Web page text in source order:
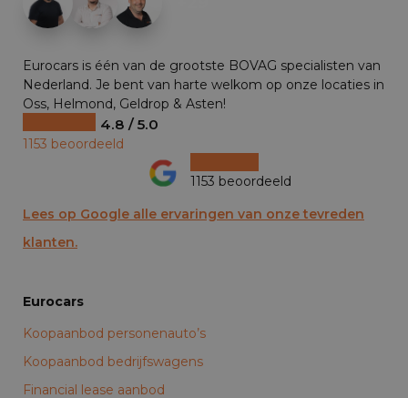
Eurocars is één van de grootste BOVAG specialisten van
Nederland. Je bent van harte welkom op onze locaties in
Oss, Helmond, Geldrop & Asten!
4.8 / 5.0
1153 beoordeeld
1153 beoordeeld
Lees op Google alle ervaringen van onze tevreden
klanten.
Eurocars
Koopaanbod personenauto’s
Koopaanbod bedrijfswagens
Financial lease aanbod